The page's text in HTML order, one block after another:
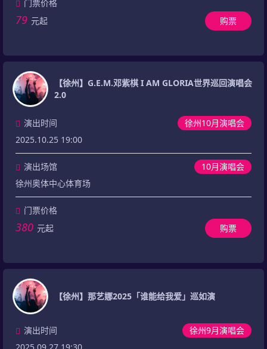
门票价格
79 元起 购票
【徐州】G.E.M.邓紫棋 I AM GLORIA世界巡回演唱会
2.0
徐州10月演唱会
演出时间
2025.10.25 19:00
10月演唱会
演出场馆
徐州奥体中心体育场
门票价格
380 元起 购票
【徐州】那艺娜2025「谁能给我爱」巡如演
徐州9月演唱会
演出时间
2025.09.27 19:30